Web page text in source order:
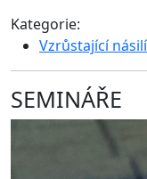
Kategorie:
Vzrůstající
SEMINÁŘE